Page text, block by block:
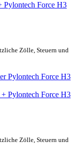
Pylontech Force H3
Zölle, Steuern und
Pylontech Force H3
Zölle, Steuern und